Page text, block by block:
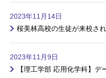
2023年11月14日
桜美林高校の生徒が来校さ
2023年11月9日
【理工学部 応用化学科】